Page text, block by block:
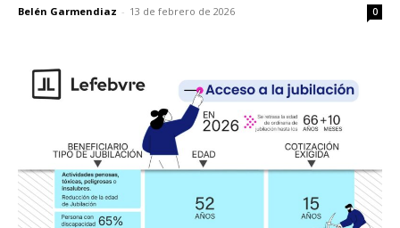
Belén Garmendiaz - 13 de febrero de 2026 0